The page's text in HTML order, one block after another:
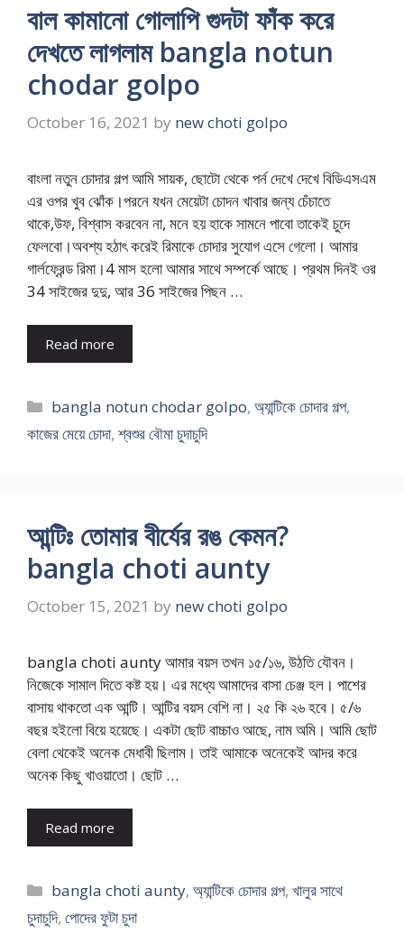
বাল কামানো গোলাপি গুদটা ফাঁক করে
দেখতে লাগলাম bangla notun
chodar golpo
October 16, 2021 by new choti golpo
বাংলা নতুন চোদার গল্প আমি সায়ক, ছোটো থেকে পর্ন দেখে দেখে বিডিএসএম
এর ওপর খুব ঝোঁক।পরনে যখন মেয়েটা চোদন খাবার জন্য চেঁচাতে
থাকে,উফ, বিশ্বাস করবেন না, মনে হয় হাকে সামনে পাবো তাকেই চুদে
ফেলবো।অবশ্য হঠাৎ করেই রিমাকে চোদার সুযোগ এসে গেলো। আমার
গার্লফ্রেন্ড রিমা।4 মাস হলো আমার সাথে সম্পর্কে আছে। প্রথম দিনই ওর
34 সাইজের দুদু, আর 36 সাইজের পিছন …
Read more
Categories
bangla notun chodar golpo,অ্যান্টিকে চোদার গল্প,
কাজের মেয়ে চোদা,শ্বশুর বৌমা চুদাচুদি
আন্টিঃ তোমার বীর্যের রঙ কেমন?
bangla choti aunty
October 15, 2021 by new choti golpo
bangla choti aunty আমার বয়স তখন ১৫/১৬, উঠতি যৌবন।
নিজেকে সামাল দিতে কষ্ট হয়। এর মধ্যে আমাদের বাসা চেঞ্জ হল। পাশের
বাসায় থাকতো এক আন্টি। আন্টির বয়স বেশি না। ২৫ কি ২৬ হবে। ৫/৬
বছর হইলো বিয়ে হয়েছে। একটা ছোট বাচ্চাও আছে, নাম অমি। আমি ছোট
বেলা থেকেই অনেক মেধাবী ছিলাম। তাই আমাকে অনেকেই আদর করে
অনেক কিছু খাওয়াতো। ছোট …
Read more
Categories
bangla choti aunty,অ্যান্টিকে চোদার গল্প,খালুর সাথে
চুদাচুদি, পোদের ফুটা চুদা